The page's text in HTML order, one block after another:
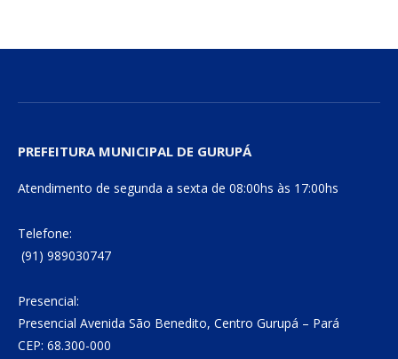
PREFEITURA MUNICIPAL DE GURUPÁ
Atendimento de segunda a sexta de 08:00hs às 17:00hs
Telefone:
(91) 989030747
Presencial:
Presencial Avenida São Benedito, Centro Gurupá – Pará
CEP: 68.300-000